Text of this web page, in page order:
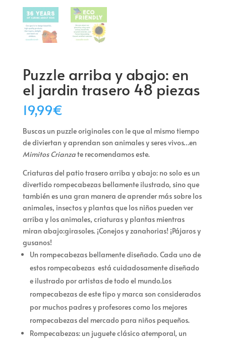
Puzzle arriba y abajo: en
el jardin trasero 48 piezas
19,99€
Buscas un puzzle originales con le que al mismo tiempo
de diviertan y aprendan son animales y seres vivos…en
Mimitos Crianzate recomendamos este.
Criaturas del patio trasero arriba y abajo: no solo es un
divertido rompecabezas bellamente ilustrado, sino que
también es una gran manera de aprender más sobre los
animales, insectos y plantas que los niños pueden ver
arriba y los animales, criaturas y plantas mientras
miran abajo:girasoles. ¡Conejos y zanahorias! ¡Pájaros y
gusanos!
Un rompecabezas bellamente diseñado. Cada uno de
estos rompecabezas está cuidadosamente diseñado
e ilustrado por artistas de todo el mundo.Los
rompecabezas de este tipo y marca son considerados
por muchos padres y profesores como los mejores
rompecabezas del mercado para niños pequeños.
Rompecabezas: un juguete clásico atemporal, un